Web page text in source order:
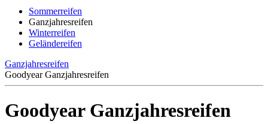
Sommerreifen
Ganzjahresreifen
Winterreifen
Geländereifen
Ganzjahresreifen
Goodyear Ganzjahresreifen
Goodyear Ganzjahresreifen